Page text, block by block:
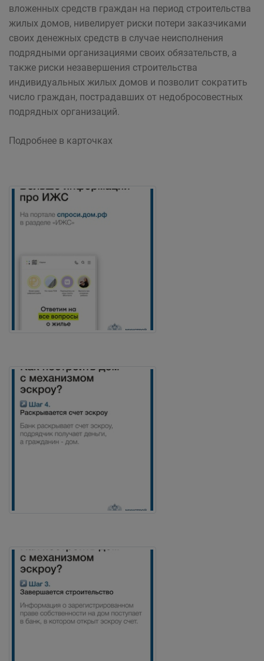
вложенных средств граждан на период строительства
жилых домов, нивелирует риски потери заказчиками
своих денежных средств в случае неисполнения
подрядными организациями своих обязательств, а
также риски незавершения строительства
индивидуальных жилых домов и позволит сократить
число граждан, пострадавших от недобросовестных
подрядных организаций.
Подробнее в карточках